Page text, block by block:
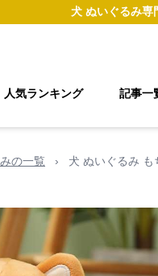
犬 ぬいぐるみ専
人気ランキング 記事一
の一覧 › 犬 ぬいぐるみ も